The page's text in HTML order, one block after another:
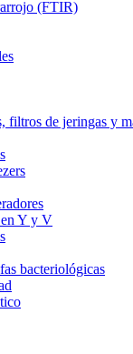
(FTIR)
filtros de jeringas y
Y y V
bacteriológicas